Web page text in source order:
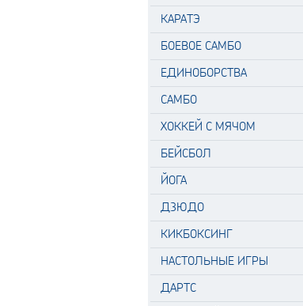
КАРАТЭ
БОЕВОЕ САМБО
ЕДИНОБОРСТВА
САМБО
ХОККЕЙ С МЯЧОМ
БЕЙСБОЛ
ЙОГА
ДЗЮДО
КИКБОКСИНГ
НАСТОЛЬНЫЕ ИГРЫ
ДАРТС